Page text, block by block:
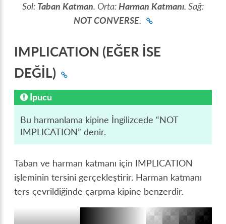
Sol: Taban Katman. Orta: Harman Katmanı. Sağ:
NOT CONVERSE.
IMPLICATION (EĞER İSE
DEĞİL)
İpucu
Bu harmanlama kipine İngilizcede “NOT
IMPLICATION” denir.
Taban ve harman katmanı için IMPLICATION
işleminin tersini gerçekleştirir. Harman katmanı
ters çevrildiğinde çarpma kipine benzerdir.